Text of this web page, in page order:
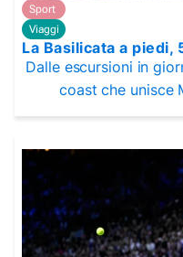
Sport
Viaggi
La Basilicata a
Dalle escursioni in
coast che unisce